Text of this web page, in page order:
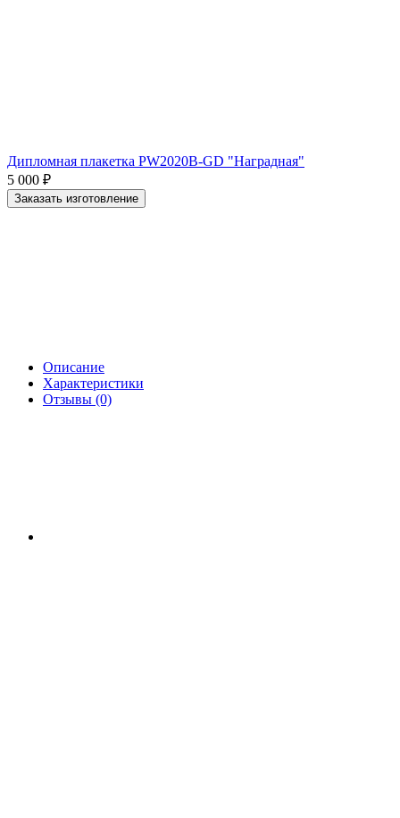
Дипломная плакетка PW2020B-GD "Наградная"
5 000 ₽
Заказать изготовление
Описание
Характеристики
Отзывы (0)